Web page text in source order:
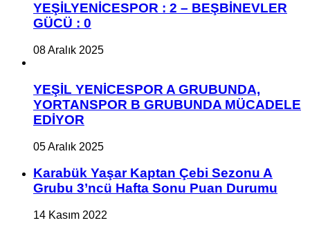
YEŞİLYENİCESPOR : 2 – BEŞBİNEVLER
GÜCÜ : 0
08 Aralık 2025
YEŞİL YENİCESPOR A GRUBUNDA,
YORTANSPOR B GRUBUNDA MÜCADELE
EDİYOR
05 Aralık 2025
Karabük Yaşar Kaptan Çebi Sezonu A
Grubu 3’ncü Hafta Sonu Puan Durumu
14 Kasım 2022